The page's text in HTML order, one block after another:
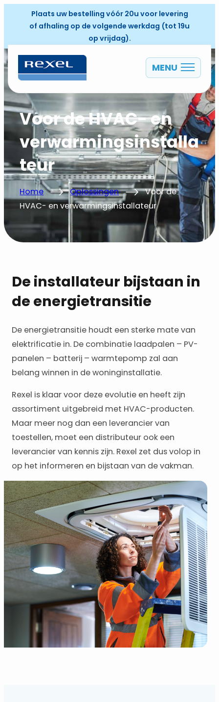
Plaats uw bestelling vóór 20u voor levering
of afhaling op de volgende werkdag (tot 19u
op vrijdag).
NL
MENU
Voor de HVAC- en
verwarmingsinstalla
teur
Home Oplossingen
Voor de
HVAC- en verwarmingsinstallateur
De installateur bijstaan in
de energietransitie
De energietransitie houdt een sterke mate van
elektrificatie in. De combinatie laadpalen – PV-
panelen – batterij – warmtepomp zal aan
belang winnen in de woninginstallatie.
Rexel is klaar voor deze evolutie en heeft zijn
assortiment uitgebreid met HVAC-producten.
Maar meer nog dan een leverancier van
toestellen, moet een distributeur ook een
leverancier van kennis zijn. Rexel zet dus volop in
op het informeren en bijstaan van de vakman.